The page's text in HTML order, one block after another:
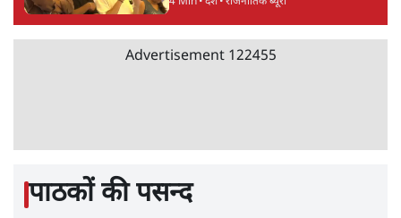
संसद में क्या FCRA बिल पेश कर सकते हैं शाह?
कांग्रेस ने अपने सांसदों के लिए जारी किया व्हिप
6 Min देश
'E20- दाल में काला नहीं, पूरी दाल ही काली; वाहनों